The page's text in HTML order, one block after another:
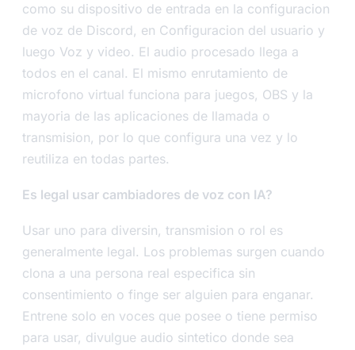
como su dispositivo de entrada en la configuracion
de voz de Discord, en Configuracion del usuario y
luego Voz y video. El audio procesado llega a
todos en el canal. El mismo enrutamiento de
microfono virtual funciona para juegos, OBS y la
mayoria de las aplicaciones de llamada o
transmision, por lo que configura una vez y lo
reutiliza en todas partes.
Es legal usar cambiadores de voz con IA?
Usar uno para diversin, transmision o rol es
generalmente legal. Los problemas surgen cuando
clona a una persona real especifica sin
consentimiento o finge ser alguien para enganar.
Entrene solo en voces que posee o tiene permiso
para usar, divulgue audio sintetico donde sea